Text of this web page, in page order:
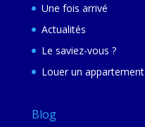
Une fois arrivé
Actualités
Le saviez-vous ?
Louer un appartement
Blog